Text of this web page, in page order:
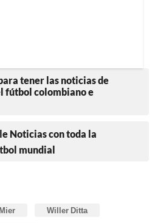
tener las noticias de
fútbol colombiano e
Noticias con toda la
mundial
Willer Ditta